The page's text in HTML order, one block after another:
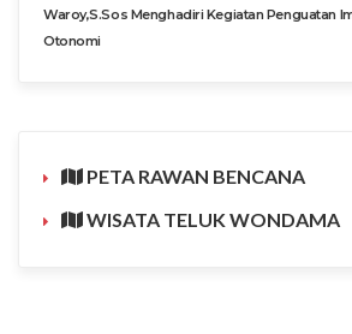
Waroy,S.Sos Menghadiri Kegiatan Penguatan
Otonomi
PETA RAWAN BENCANA
WISATA TELUK WONDAMA